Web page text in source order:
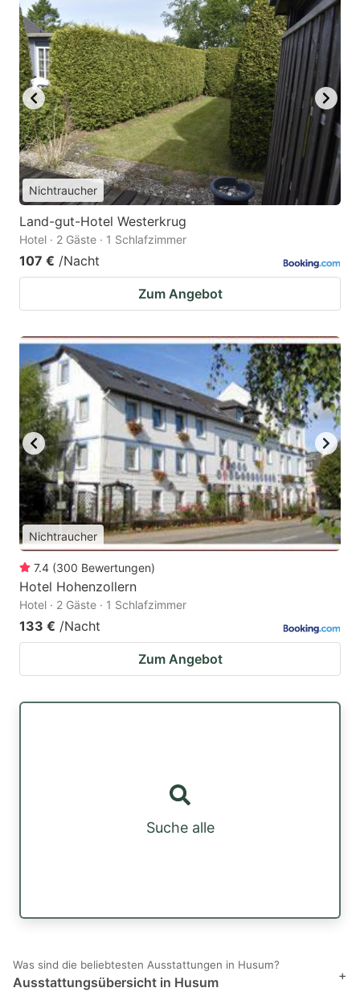
Nichtraucher
Land-gut-Hotel Westerkrug
Hotel · 2 Gäste · 1 Schlafzimmer
107 € /Nacht
Zum Angebot
Nichtraucher
7.4 (300 Bewertungen)
Hotel Hohenzollern
Hotel · 2 Gäste · 1 Schlafzimmer
133 € /Nacht
Zum Angebot
Suche alle
Was sind die beliebtesten Ausstattungen in Husum?
Ausstattungsübersicht in Husum +